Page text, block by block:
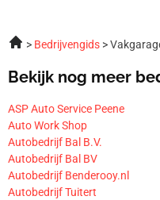
Bedrijvengids
Bekijk nog meer
ASP Auto Service Peene
Auto Work Shop
Autobedrijf Bal B.V.
Autobedrijf Bal BV
Autobedrijf Benderooy.nl
Autobedrijf Tuitert